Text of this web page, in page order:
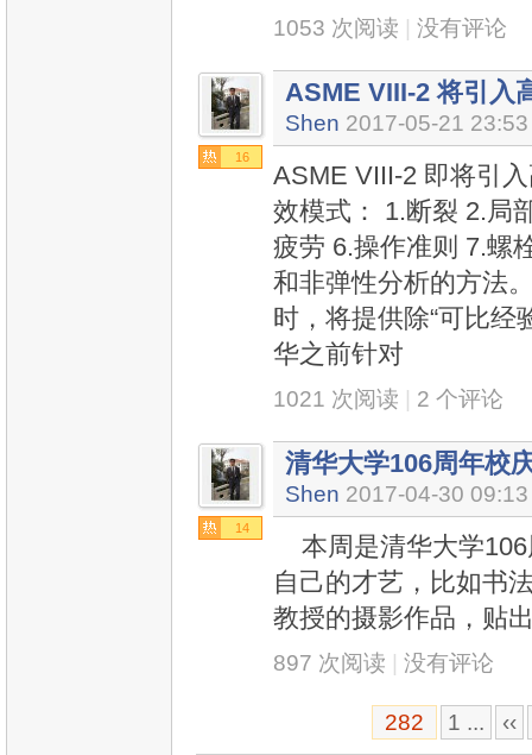
1053 次阅读 没有评论
16
ASME VIII-2 将引入
Shen 2017-05-21 23:53
ASME VIII-2 即将引
效模式： 1.断裂 2.局
疲劳 6.操作准则 7.螺
和非弹性分析的方法
时，将提供除“可比经
华之前针对
1021 次阅读 2 个评论
14
清华大学106周年校
Shen 2017-04-30 09:13
本周是清华大学106
自己的才艺，比如书
教授的摄影作品，贴
897 次阅读 没有评论
282 1 ... ‹‹